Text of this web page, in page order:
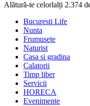
Alătură-te celorlalți 2.374
Bucuresti Life
Nunta
Frumusete
Naturist
Casa si gradina
Calatorii
Timp liber
Servicii
HORECA
Evenimente